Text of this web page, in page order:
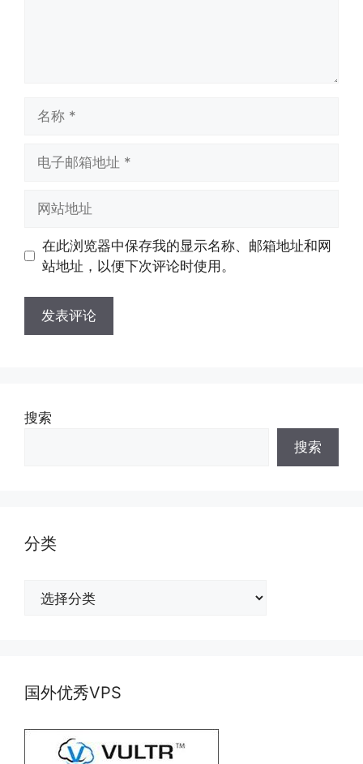
址
址
在此浏览器中保存我的显示名称、邮箱地址和网
站地址，以便下次评论时使用。
搜索
搜索
分类
国外优秀VPS